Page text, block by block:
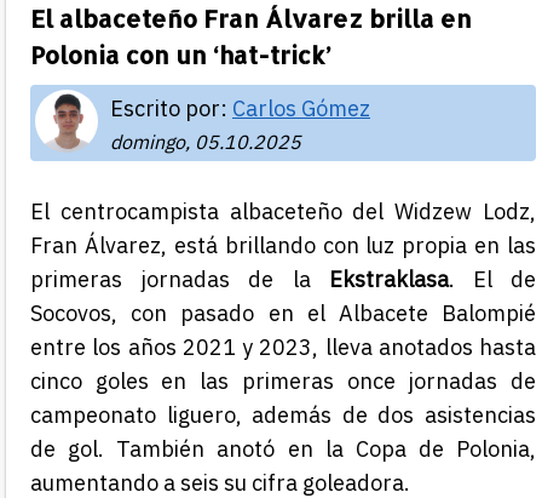
El albaceteño Fran Álvarez brilla en
Polonia con un ‘hat-trick’
Escrito por: Carlos Gómez
domingo, 05.10.2025
El centrocampista albaceteño del Widzew Lodz,
Fran Álvarez, está brillando con luz propia en las
primeras jornadas de la
Ekstraklasa. El de
Socovos, con pasado en el Albacete Balompié
entre los años 2021 y 2023, lleva anotados hasta
cinco goles en las primeras once jornadas de
campeonato liguero, además de dos asistencias
de gol. También anotó en la Copa de Polonia,
aumentando a seis su cifra goleadora.